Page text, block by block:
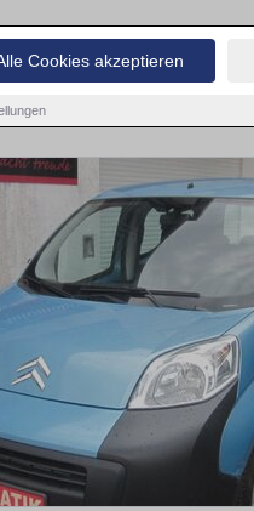
Cookies akzeptieren
Finden
einen Citroën Nemo